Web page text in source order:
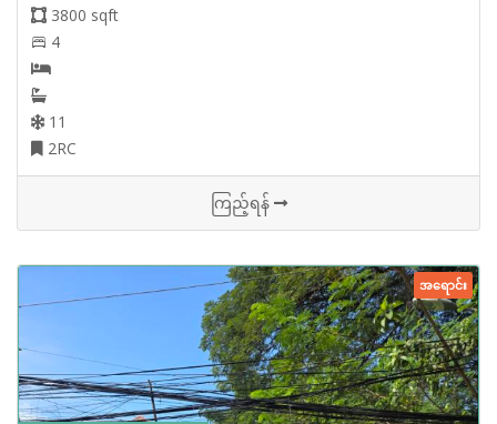
3800 sqft
4
11
2RC
ကြည့်ရန်
အရောင်း